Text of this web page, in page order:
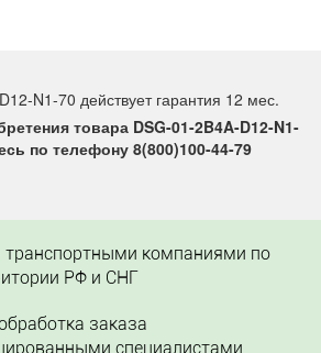
N1-70 действует гарантия 12 мес.
товара DSG-01-2B4A-D12-N1-
по телефону 8(800)100-44-79
транспортными компаниями по
РФ и СНГ
заказа
специалистами